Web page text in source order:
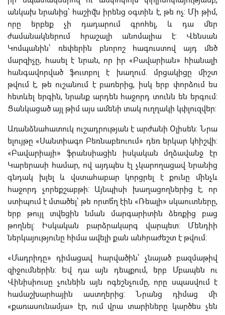
անկախ նրանից՝ հաշիվն իրենց օգտին է, թե ոչ: Մի թիմ,
որը երբեք չի դադարում գրոհել, և դա մեր
ժամանակներում հրաշալի անոմալիա է: Վենսան
Կոմպանին՝ ռեփերին բնորոշ հագուստով այդ մեծ
մարզիչը, հասել է նրան, որ իր «Բավարիան» հիանալի
հանգավորված ֆուտբոլ է խաղում. մրցակիցը միշտ
թվում է, թե ուշանում է բառերից, իսկ երբ փորձում ես
հետևել երգին, նրանք արդեն հաջորդ տունն են երգում:
Ցանկացած այլ թիմ այս ամենի տակ ուղղակի կփլուզվեր:
Առանձնահատուկ ուշադրության է արժանի Օլիսեն: Նրա
ելույթը «Սանտիագո Բեռնաբեուում» դեռ երկար կհիշվի:
«Բավարիայի» ֆրանսիացին իսկական մղձավանջ էր
Կարերասի համար, ով այդպես էլ չկարողացավ նրանից
գնդակ խլել և վստահաբար կորցրել է քունը մինչև
հաջորդ չորեքշաբթի: Այնպիսի խաղացողներից է, որ
ստիպում է մտածել՝ թե որտե՞ղ էին «Ռեալի» սկաուտները,
երբ թույլ տվեցին նման մարգարիտին ձեռքից բաց
թողնել: Իսկական բարձրակարգ վարպետ: Մենդիի
ներկայությունը հիմա ավելի քան անհրաժեշտ է թվում:
«Մադրիդը» դիմացավ հարվածին՝ չնայած բազմաթիվ
զիջումներին: Եվ դա այն դեպքում, երբ Մբապեն ու
Վինիսիուսը չունեին այն ոգեշնչումը, որը սպասվում է
համաշխարհային աստղերից: Նրանց դիմաց մի
«քառասունամյա» էր, ում վրա տարիները կարծես չեն